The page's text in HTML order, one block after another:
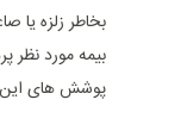
بخاطر زلزه
بیمه مورد نظر
پوشش های این